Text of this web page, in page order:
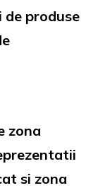
de produse
zona
si zona